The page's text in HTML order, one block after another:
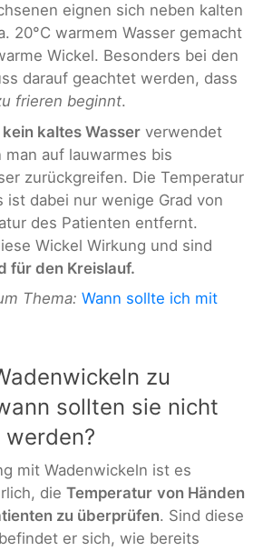
eignen sich neben kalten
20°C warmem Wasser gemacht
Wickel. Besonders bei den
darauf geachtet werden, dass
frieren beginnt.
kein kaltes Wasser verwendet
auf lauwarmes bis
zurückgreifen. Die Temperatur
ist dabei nur wenige Grad von
des Patienten entfernt.
Wickel Wirkung und sind
für den Kreislauf.
Thema: Wann sollte ich mit
zu
sollten sie nicht
mit Wadenwickeln ist es
die Temperatur von Händen
zu überprüfen. Sind diese
er sich, wie bereits